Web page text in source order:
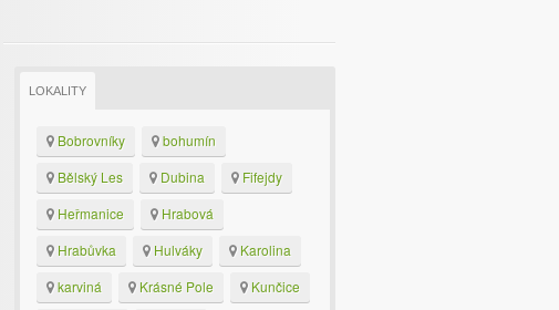
LOKALITY
Bobrovníky
bohumín
Bělský Les
Dubina
Fifejdy
Heřmanice
Hrabová
Hrabůvka
Hulváky
Karolina
karviná
Krásné Pole
Kunčice